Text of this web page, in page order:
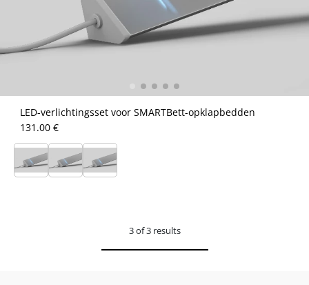
LED-verlichtingsset voor SMARTBett-opklapbedden
131.00 €
3 of 3 results